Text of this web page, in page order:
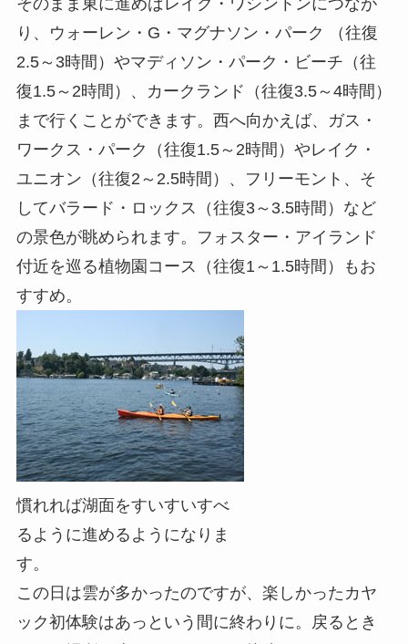
り、ウォーレン・G・マグナソン・パーク （往復
2.5～3時間）やマディソン・パーク・ビーチ（往
復1.5～2時間）、カークランド（往復3.5～4時間）
まで行くことができます。西へ向かえば、ガス・
ワークス・パーク（往復1.5～2時間）やレイク・
ユニオン（往復2～2.5時間）、フリーモント、そ
してバラード・ロックス（往復3～3.5時間）など
の景色が眺められます。フォスター・アイランド
付近を巡る植物園コース（往復1～1.5時間）もお
すすめ。
慣れれば湖面をすいすいすべ
るように進めるようになりま
す。
この日は雲が多かったのですが、楽しかったカヤ
ック初体験はあっという間に終わりに。戻るとき